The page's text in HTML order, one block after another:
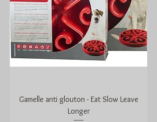
Gamelle anti glouton - Eat Slow Leave
Longer